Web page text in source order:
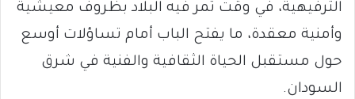
الترفيهية، في وقت تمر فيه البلاد بظروف معيشية
وأمنية معقدة، ما يفتح الباب أمام تساؤلات أوسع
حول مستقبل الحياة الثقافية والفنية في شرق
السودان.